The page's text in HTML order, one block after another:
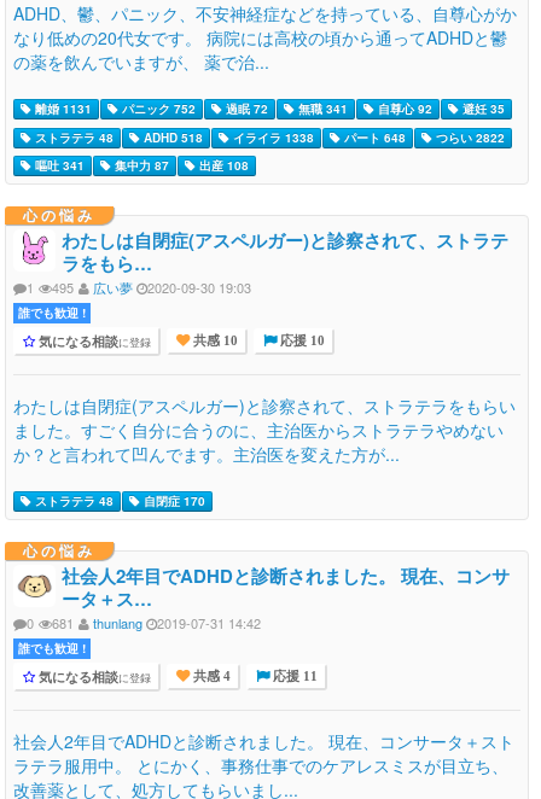
ADHD、鬱、パニック、不安神経症などを持っている、自尊心がか
なり低めの20代女です。 病院には高校の頃から通ってADHDと鬱
の薬を飲んでいますが、 薬で治...
離婚 1131 パニック 752 過眠 72 無職 341 自尊心 92
避妊 35
ストラテラ 48
ADHD 518 イライラ 1338 パート 648
つらい 2822
嘔吐 341
集中力 87 出産 108
心の悩み
わたしは自閉症(アスペルガー)と診察されて、ストラテ
ラをもら…
1 495 広い夢 2020-09-30 19:03
誰でも歓迎 !
気になる相談に登録 共感 10 応援 10
わたしは自閉症(アスペルガー)と診察されて、ストラテラをもらい
ました。すごく自分に合うのに、主治医からストラテラやめない
か？と言われて凹んでます。主治医を変えた方が...
ストラテラ 48 自閉症 170
心の悩み
社会人2年目でADHDと診断されました。 現在、コンサ
ータ＋ス…
0 681 thunlang 2019-07-31 14:42
誰でも歓迎 !
気になる相談に登録 共感 4 応援 11
社会人2年目でADHDと診断されました。 現在、コンサータ＋スト
ラテラ服用中。 とにかく、事務仕事でのケアレスミスが目立ち、
改善薬として、処方してもらいまし...